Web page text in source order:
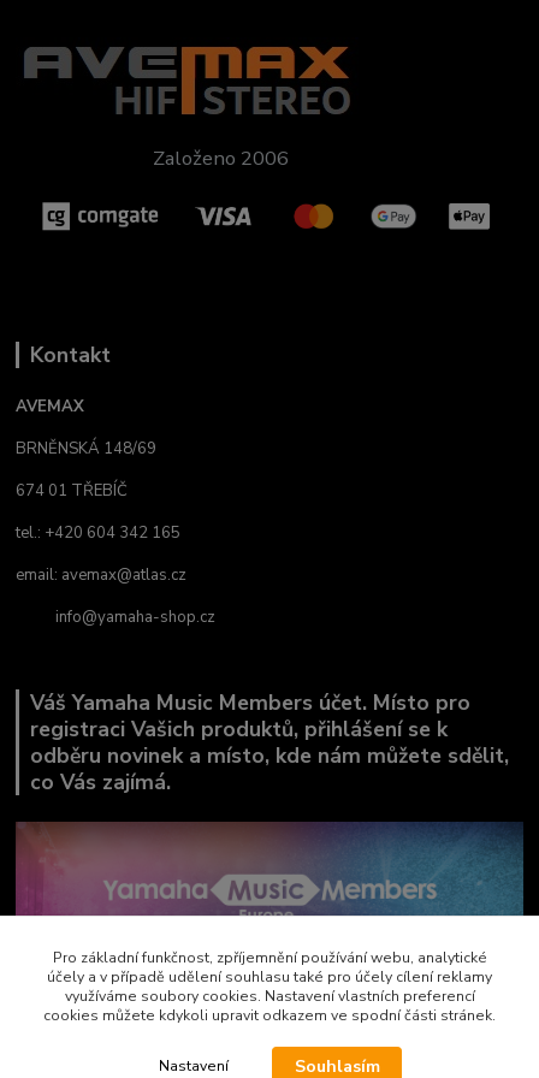
Založeno 2006
Kontakt
AVEMAX
BRNĚNSKÁ 148/69
674 01 TŘEBÍČ
tel.: +420 604 342 165
email: avemax@atlas.cz
info@yamaha-shop.cz
Váš Yamaha Music Members účet. Místo pro
registraci Vašich produktů, přihlášení se k
odběru novinek a místo, kde nám můžete sdělit,
co Vás zajímá.
Pro základní funkčnost, zpříjemnění používání webu, analytické
účely a v případě udělení souhlasu také pro účely cílení reklamy
využíváme soubory cookies. Nastavení vlastních preferencí
cookies můžete kdykoli upravit odkazem ve spodní části stránek.
Nastavení Souhlasím